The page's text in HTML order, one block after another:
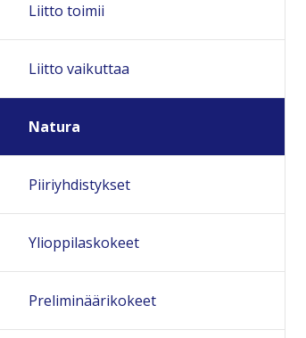
Liitto toimii
Liitto vaikuttaa
Natura
Piiriyhdistykset
Ylioppilaskokeet
Preliminäärikokeet